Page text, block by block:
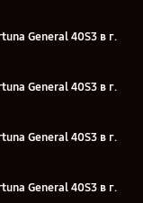
General 40S3 в г.
General 40S3 в г.
General 40S3 в г.
General 40S3 в г.